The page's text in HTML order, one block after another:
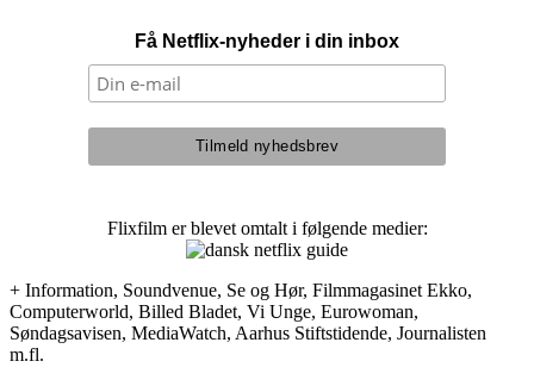
Få Netflix-nyheder i din inbox
Flixfilm er blevet omtalt i følgende medier:
+ Information, Soundvenue, Se og Hør, Filmmagasinet Ekko,
Computerworld, Billed Bladet, Vi Unge, Eurowoman,
Søndagsavisen, MediaWatch, Aarhus Stiftstidende, Journalisten
m.fl.